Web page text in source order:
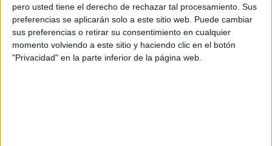
pero usted tiene el derecho de rechazar tal procesamiento. Sus
preferencias se aplicarán solo a este sitio web. Puede cambiar
sus preferencias o retirar su consentimiento en cualquier
momento volviendo a este sitio y haciendo clic en el botón
"Privacidad" en la parte inferior de la página web.